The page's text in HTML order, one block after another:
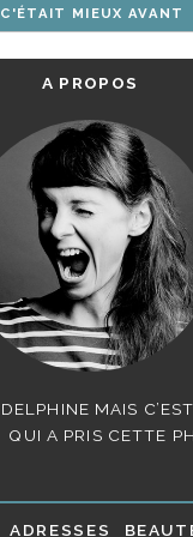
C'ÉTAIT MIEUX AVANT
A PROPOS
MAIS C’EST
QUI A PRIS CETTE
ADRESSES